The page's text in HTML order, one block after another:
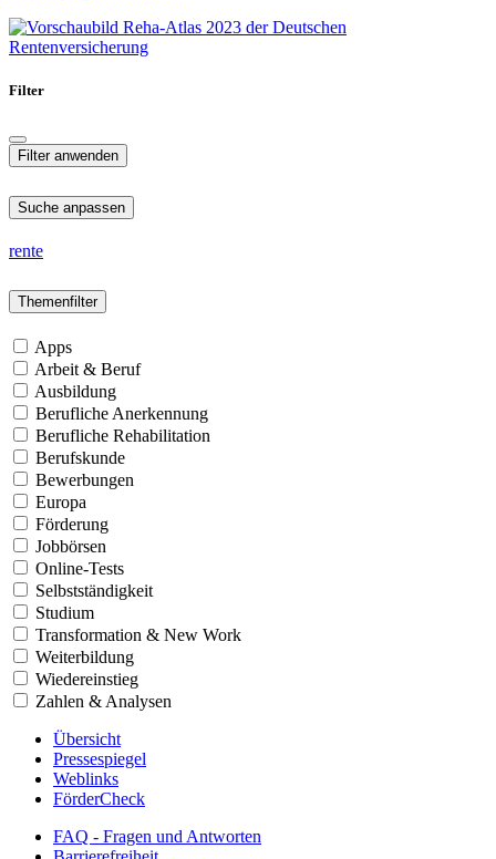
Filter
Suche anpassen
rente
Themenfilter
Apps
Arbeit & Beruf
Ausbildung
Berufliche Anerkennung
Berufliche Rehabilitation
Berufskunde
Bewerbungen
Europa
Förderung
Jobbörsen
Online-Tests
Selbstständigkeit
Studium
Transformation & New Work
Weiterbildung
Wiedereinstieg
Zahlen & Analysen
Übersicht
Pressespiegel
Weblinks
FörderCheck
FAQ - Fragen und Antworten